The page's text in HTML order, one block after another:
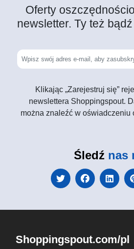
Oferty
newsletter. Ty też
Klikając „Zarejestruj się”
newslettera Shoppingspout.
można znaleźć w oświadczeniu
Śledź nas
Shoppingspout.com/pl